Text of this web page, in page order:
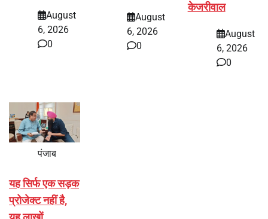
August
6, 2026
0
August
6, 2026
0
केजरीवाल
August
6, 2026
0
पंजाब
यह सिर्फ एक सड़क
प्रोजेक्ट नहीं है,